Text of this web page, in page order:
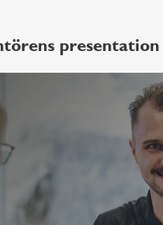
presentation